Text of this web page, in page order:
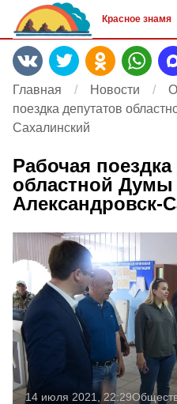
Красное знамя
Главная Новости
поездка депутатов
Сахалинский
Рабочая поездка
областной Думы
Александровск-
14 июля 2021, 22:29